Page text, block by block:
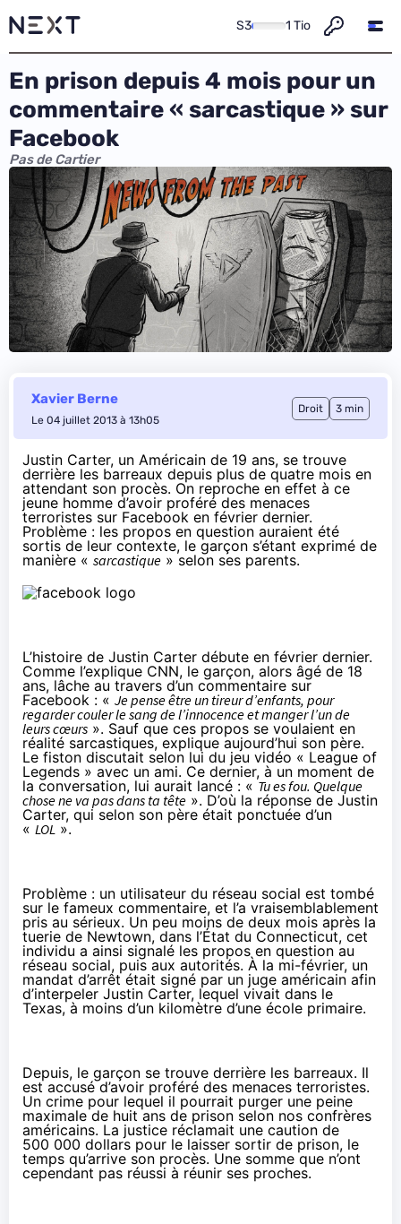
S3 1 Tio
En prison depuis 4 mois pour un
commentaire « sarcastique » sur
Facebook
Pas de Cartier
Xavier Berne
Le 04 juillet 2013 à 13h05
Droit 3 min
Justin Carter, un Américain de 19 ans, se trouve
derrière les barreaux depuis plus de quatre mois en
attendant son procès. On reproche en effet à ce
jeune homme d’avoir proféré des menaces
terroristes sur Facebook en février dernier.
Problème : les propos en question auraient été
sortis de leur contexte, le garçon s’étant exprimé de
manière « sarcastique » selon ses parents.
L’histoire de Justin Carter débute en février dernier.
Comme l’explique CNN, le garçon, alors âgé de 18
ans, lâche au travers d’un commentaire sur
Facebook : « Je pense être un tireur d’enfants, pour
regarder couler le sang de l’innocence et manger l’un de
leurs cœurs ». Sauf que ces propos se voulaient en
réalité sarcastiques, explique aujourd’hui son père.
Le fiston discutait selon lui du jeu vidéo « League of
Legends » avec un ami. Ce dernier, à un moment de
la conversation, lui aurait lancé : « Tu es fou. Quelque
chose ne va pas dans ta tête ». D’où la réponse de Justin
Carter, qui selon son père était ponctuée d’un
« LOL ».
Problème : un utilisateur du réseau social est tombé
sur le fameux commentaire, et l’a vraisemblablement
pris au sérieux. Un peu moins de deux mois après la
tuerie de Newtown, dans l’État du Connecticut, cet
individu a ainsi signalé les propos en question au
réseau social, puis aux autorités. À la mi-février, un
mandat d’arrêt était signé par un juge américain afin
d’interpeler Justin Carter, lequel vivait dans le
Texas, à moins d’un kilomètre d’une école primaire.
Depuis, le garçon se trouve derrière les barreaux. Il
est accusé d’avoir proféré des menaces terroristes.
Un crime pour lequel il pourrait purger une peine
maximale de huit ans de prison selon nos confrères
américains. La justice réclamait une caution de
500 000 dollars pour le laisser sortir de prison, le
temps qu’arrive son procès. Une somme que n’ont
cependant pas réussi à réunir ses proches.